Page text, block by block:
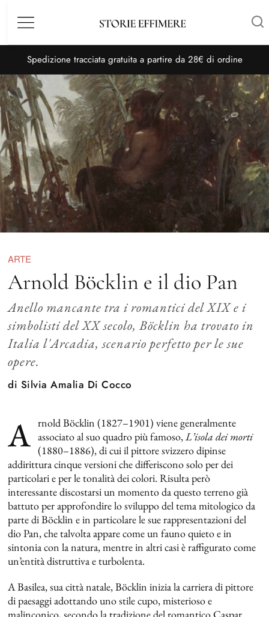
Menù
Spedizione tracciata gratuita a partire da 28€ di ordine
ARTE
Arnold Böcklin e il dio Pan
Anello mancante tra i romantici del XIX e i
simbolisti del XX secolo, Böcklin ha trovato in
Italia l'Arcadia, scenario perfetto per le sue
opere.
di Silvia Amalia Di Cocco
A rnold Böcklin (1827–1901) viene generalmente
associato al suo quadro più famoso,L’isola dei morti
(1880–1886), di cui il pittore svizzero dipinse
addirittura cinque versioni che differiscono solo per dei
particolari e per le tonalità dei colori. Risulta però
interessante discostarsi un momento da questo terreno già
battuto per approfondire lo sviluppo del tema mitologico da
parte di Böcklin e in particolare le sue rappresentazioni del
dio Pan, che talvolta appare come un fauno quieto e in
sintonia con la natura, mentre in altri casi è raffigurato come
un’entità distruttiva e turbolenta.
A Basilea, sua città natale, Böcklin inizia la carriera di pittore
di paesaggi adottando uno stile cupo, misterioso e
malinconico, secondo la tradizione del romantico Caspar